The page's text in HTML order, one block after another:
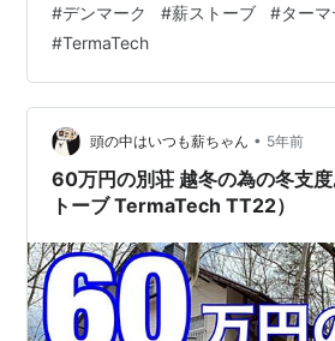
手に入れた経緯から始まり、鋳物と
比較してどう思ったかや、実際に焚
に至るまでの映像を12分弱に編集し
回はその中から薪ストーブの性能が
切り抜いてまとめてみました。 この
TT22の…
#デンマーク #薪ストーブ #ター
#TermaTech
頭の中はいつも薪ちゃん • 5年前
60万円の別荘 越冬の為の冬支
トーブ TermaTech TT22）